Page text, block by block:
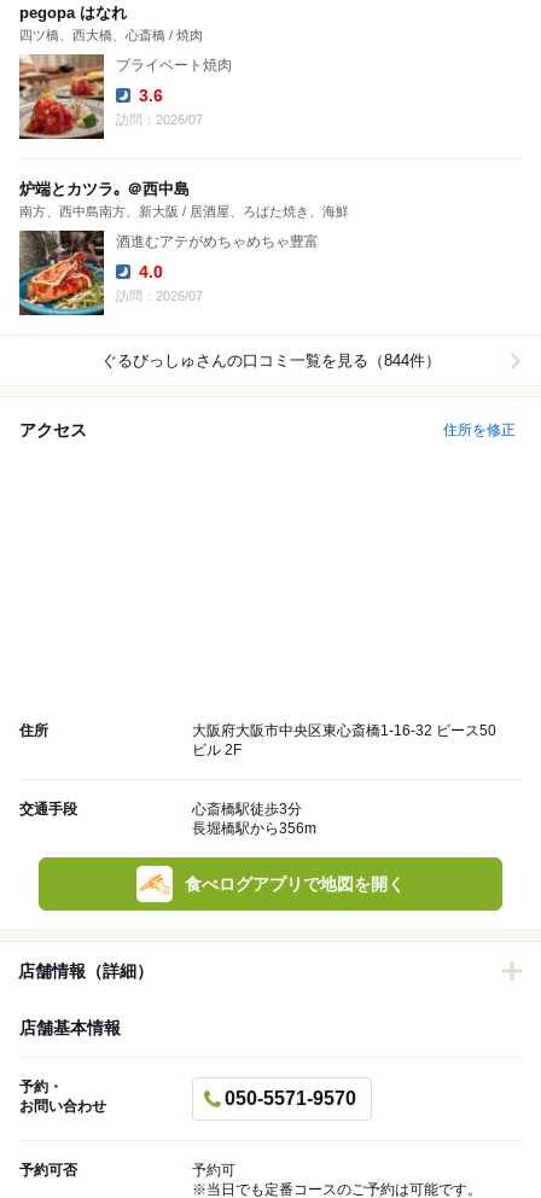
pegopa はなれ
四ツ橋、西大橋、心斎橋 / 焼肉
プライベート焼肉
Dinner:
3.6
訪問：2026/07
炉端とカツラ｡ ＠西中島
南方、西中島南方、新大阪 / 居酒屋、ろばた焼き、海鮮
酒進むアテがめちゃめちゃ豊富
Dinner:
4.0
訪問：2026/07
ぐるびっしゅ さんの口コミ一覧を見る（844件）
アクセス 住所を修正
住所
大阪府大阪市中央区東心斎橋1-16-32 ビース50
ビル 2F
交通手段
心斎橋駅徒歩3分
長堀橋駅から356m
食べログアプリで地図を開く
店舗情報（詳細）
店舗基本情報
予約・
お問い合わせ
050-5571-9570
予約可否
予約可
※当日でも定番コースのご予約は可能です。